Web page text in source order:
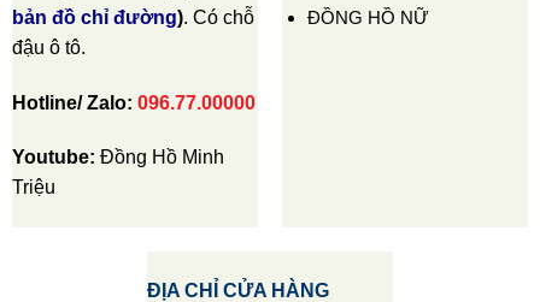
bản đồ chỉ đường). Có chỗ
đậu ô tô.
Hotline/ Zalo: 096.77.00000
Youtube: Đồng Hồ Minh
Triệu
ĐỒNG HỒ NỮ
ĐỊA CHỈ CỬA HÀNG